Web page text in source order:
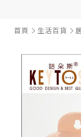
首頁 生活百貨